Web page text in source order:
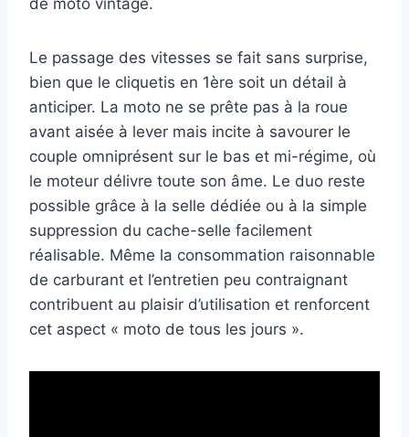
de moto vintage.
Le passage des vitesses se fait sans surprise,
bien que le cliquetis en 1ère soit un détail à
anticiper. La moto ne se prête pas à la roue
avant aisée à lever mais incite à savourer le
couple omniprésent sur le bas et mi-régime, où
le moteur délivre toute son âme. Le duo reste
possible grâce à la selle dédiée ou à la simple
suppression du cache-selle facilement
réalisable. Même la consommation raisonnable
de carburant et l’entretien peu contraignant
contribuent au plaisir d’utilisation et renforcent
cet aspect « moto de tous les jours ».